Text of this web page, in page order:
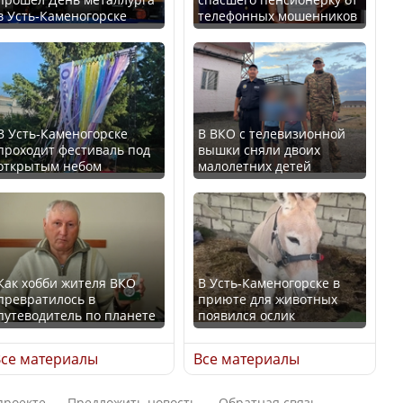
интеллект
включили в
программу
Казахстане стало
получить
на
Орталық Азия
арасында әл-ауқат
көш бастады
В России введены
дополнительные
ограничения для
казахстанских прав
Трамп официально
вступил в должность
президента США
Луну признали объектом
культурного наследия,
находящегося под
угрозой исчезновения
Усть-Каменогорске
Усть-Каменогорске
фестиваль под
небом
хобби жителя ВКО
в
по планете
материалы
телефонных мошенников
В ВКО с телевизионной
вышки сняли двоих
малолетних детей
В Усть-Каменогорске в
приюте для животных
появился ослик
Все материалы